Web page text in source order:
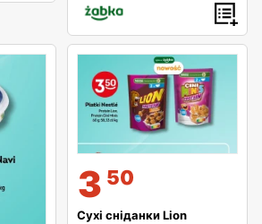
3 50
Сухі сніданки Lion